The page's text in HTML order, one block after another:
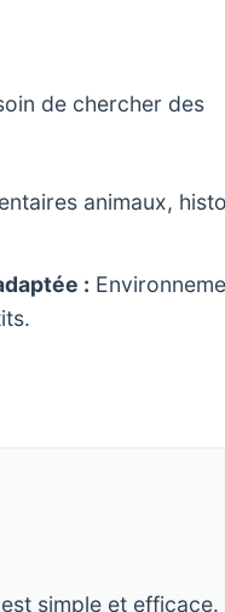
de chercher des
animaux,
:
simple et efficace.